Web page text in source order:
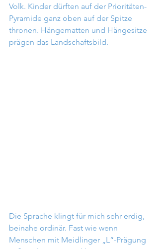
Volk. Kinder dürften auf der Prioritäten-
Pyramide ganz oben auf der Spitze
thronen. Hängematten und Hängesitze
prägen das Landschaftsbild.
Die Sprache klingt für mich sehr erdig,
beinahe ordinär. Fast wie wenn
Menschen mit Meidlinger „L“-Prägung